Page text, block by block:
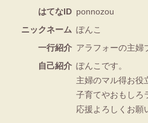
はてなID ponnozou
ニックネーム ぽんこ
一行紹介 アラフォーの主婦
自己紹介 ぽんこです。
主婦のマル得お役
子育てやおもしろ
応援よろしくお願